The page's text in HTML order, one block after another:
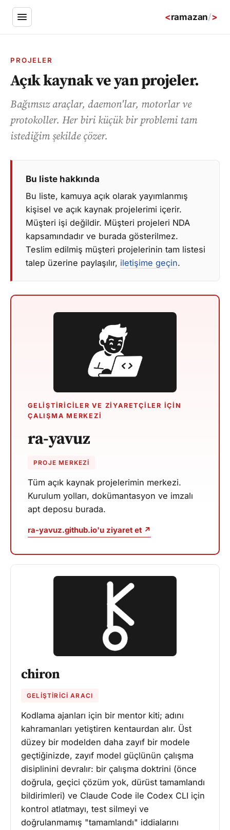
<ramazan/>
PROJELER
Açık kaynak ve yan projeler.
Bağımsız araçlar, daemon'lar, motorlar ve
protokoller. Her biri küçük bir problemi tam
istediğim şekilde çözer.
Bu liste hakkında
Bu liste, kamuya açık olarak yayımlanmış
kişisel ve açık kaynak projelerimi içerir.
Müşteri işi değildir. Müşteri projeleri NDA
kapsamındadır ve burada gösterilmez.
Teslim edilmiş müşteri projelerinin tam listesi
talep üzerine paylaşılır, iletişime geçin.
GELIŞTIRICILER VE ZIYARETÇILER IÇIN
ÇALIŞMA MERKEZI
ra-yavuz
PROJE MERKEZI
Tüm açık kaynak projelerimin merkezi.
Kurulum yolları, dokümantasyon ve imzalı
apt deposu burada.
ra-yavuz.github.io'u ziyaret et ↗
chiron
GELIŞTIRICI ARACI
Kodlama ajanları için bir mentor kiti; adını
kahramanları yetiştiren kentaurdan alır. Üst
düzey bir modelden daha zayıf bir modele
geçtiğinizde, zayıf model güçlünün çalışma
disiplinini devralır: bir çalışma doktrini (önce
doğrula, geçici çözüm yok, dürüst tamamlandı
bildirimleri) ve Claude Code ile Codex CLI için
kontrol atlatmayı, test silmeyi ve
doğrulanmamış "tamamlandı" iddialarını